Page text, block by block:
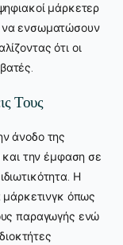
μάρκετερ
να ενσωματώσουν
ότι οι
Τους
άνοδο της
και την έμφαση σε
Η
μάρκετινγκ όπως
παραγωγής ενώ